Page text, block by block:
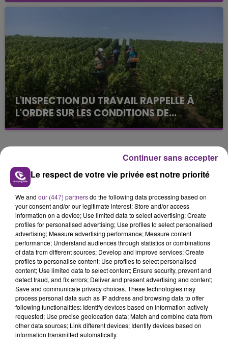
août dans la commune de Montgueux (Aube). Du
L'INSPECTION DU TRAVAIL RAPPELLE À
L'ORDRE SUR LES CONDITIONS DE...
Alors que les dates de début des vendange 2026
l'inspection du Travail en profite pour rappeler
8h51
8h51
TEDDY SWIMS
Mr Know It All
SAM SMITH
Stay With Me
8h43
8h43 8h35
8h35
Le respect de votre vie privée est notre priorité
We and our (447) partnersdo the following data processing based on
your consent and/or our legitimate interest: Store and/or access
information on a device; Use limited data to select advertising; Create
profiles for personalised advertising; Use profiles to select personalised
advertising; Measure advertising performance; Measure content
performance; Understand audiences through statistics or combinations
of data from different sources; Develop and improve services; Create
profiles to personalise content; Use profiles to select personalised
content; Use limited data to select content; Ensure security, prevent and
detect fraud, and fix errors; Deliver and present advertising and content;
Save and communicate privacy choices. These technologies may
process personal data such as IP address and browsing data to offer
following functionalities: Identify devices based on information actively
requested; Use precise geolocation data; Match and combine data from
other data sources; Link different devices; Identify devices based on
information transmitted automatically.
Continuer sans accepter